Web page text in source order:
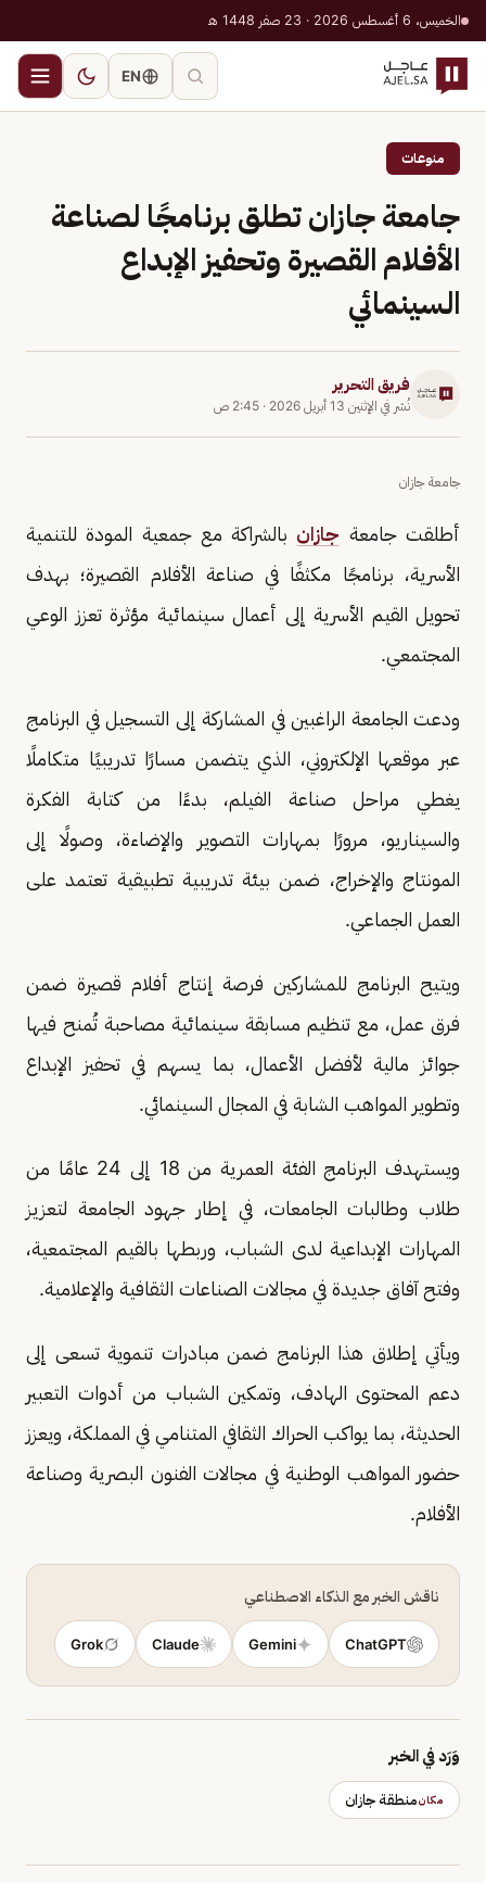
الخميس، 6 أغسطس 2026 · 23 صفر 1448 هـ
EN
منوعات
جامعة جازان تطلق برنامجًا لصناعة
الأفلام القصيرة وتحفيز الإبداع
السينمائي
فريق التحرير
نُشر في الإثنين 13 أبريل 2026 · 2:45 ص
جامعة جازان
أطلقت جامعة جازان بالشراكة مع جمعية المودة للتنمية
الأسرية، برنامجًا مكثفًا في صناعة الأفلام القصيرة؛ بهدف
تحويل القيم الأسرية إلى أعمال سينمائية مؤثرة تعزز الوعي
المجتمعي.
ودعت الجامعة الراغبين في المشاركة إلى التسجيل في البرنامج
عبر موقعها الإلكتروني، الذي يتضمن مسارًا تدريبيًا متكاملًا
يغطي مراحل صناعة الفيلم، بدءًا من كتابة الفكرة
والسيناريو، مرورًا بمهارات التصوير والإضاءة، وصولًا إلى
المونتاج والإخراج، ضمن بيئة تدريبية تطبيقية تعتمد على
العمل الجماعي.
ويتيح البرنامج للمشاركين فرصة إنتاج أفلام قصيرة ضمن
فرق عمل، مع تنظيم مسابقة سينمائية مصاحبة تُمنح فيها
جوائز مالية لأفضل الأعمال، بما يسهم في تحفيز الإبداع
وتطوير المواهب الشابة في المجال السينمائي.
ويستهدف البرنامج الفئة العمرية من 18 إلى 24 عامًا من
طلاب وطالبات الجامعات، في إطار جهود الجامعة لتعزيز
المهارات الإبداعية لدى الشباب، وربطها بالقيم المجتمعية،
وفتح آفاق جديدة في مجالات الصناعات الثقافية والإعلامية.
ويأتي إطلاق هذا البرنامج ضمن مبادرات تنموية تسعى إلى
دعم المحتوى الهادف، وتمكين الشباب من أدوات التعبير
الحديثة، بما يواكب الحراك الثقافي المتنامي في المملكة، ويعزز
حضور المواهب الوطنية في مجالات الفنون البصرية وصناعة
الأفلام.
ناقش الخبر مع الذكاء الاصطناعي
ChatGPT
Gemini
Claude
Grok
وَرَد في الخبر
مكانمنطقة جازان